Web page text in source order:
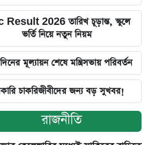
2026 তারিখ চূড়ান্ত, স্কুলে
ভর্তি নিয়ে নতুন নিয়ম
মূল্যায়ন শেষে মন্ত্রিসভায় পরিবর্তন
চাকরিজীবীদের জন্য বড় সুখবর!
রাজনীতি